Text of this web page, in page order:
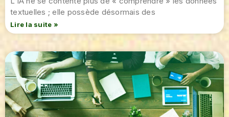
textuelles ; elle possède désormais des
Lire la suite »